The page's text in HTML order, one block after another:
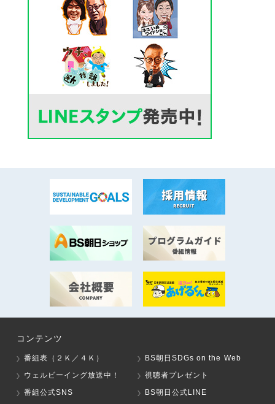
コンテンツ
番組表（２Ｋ／４Ｋ）
BS朝日SDGs on the Web
ウェルビーイング放送中！
視聴者プレゼント
番組公式SNS
BS朝日公式LINE